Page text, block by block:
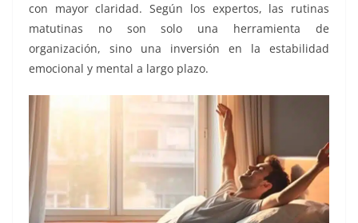
con mayor claridad. Según los expertos, las rutinas
matutinas no son solo una herramienta de
organización, sino una inversión en la estabilidad
emocional y mental a largo plazo.